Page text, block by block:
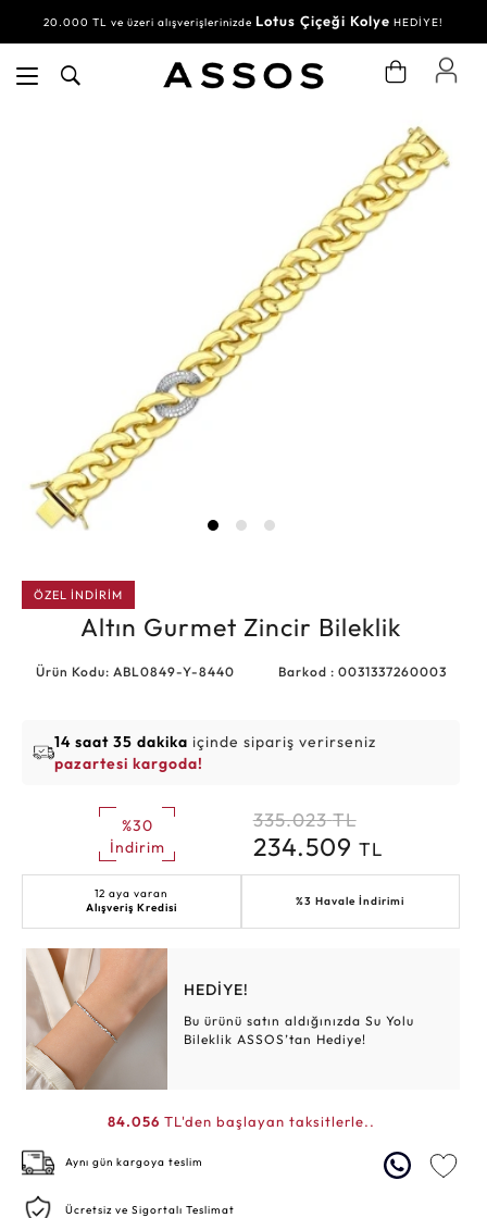
20.000 TL ve üzeri alışverişlerinizde Lotus Çiçeği Kolye HEDİYE!
ÖZEL İNDİRİM
Altın Gurmet Zincir Bileklik
Ürün Kodu: ABL0849-Y-8440 Barkod : 0031337260003
14 saat 35 dakika içinde sipariş verirseniz
pazartesi kargoda!
%30
İndirim
335.023 TL
234.509 TL
12 aya varan
Alışveriş Kredisi
%3 Havale İndirimi
HEDİYE!
Bu ürünü satın aldığınızda Su Yolu
Bileklik ASSOS’tan Hediye!
84.056 TL'den başlayan taksitlerle..
Aynı gün kargoya teslim
Ücretsiz ve Sigortalı Teslimat